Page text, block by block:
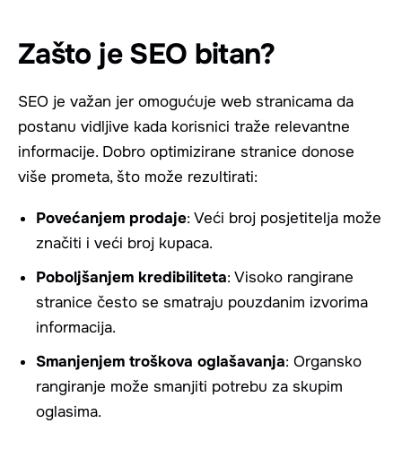
Zašto je SEO bitan?
SEO je važan jer omogućuje web stranicama da
postanu vidljive kada korisnici traže relevantne
informacije. Dobro optimizirane stranice donose
više prometа, što može rezultirati:
Povećanjem prodaje: Veći broj posjetitelja može
značiti i veći broj kupaca.
Poboljšanjem kredibiliteta: Visoko rangirane
stranice često se smatraju pouzdanim izvorima
informacija.
Smanjenjem troškova oglašavanja: Organsko
rangiranje može smanjiti potrebu za skupim
oglasima.